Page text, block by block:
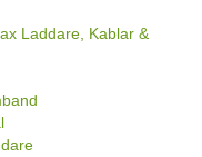
Laddare, Kablar &